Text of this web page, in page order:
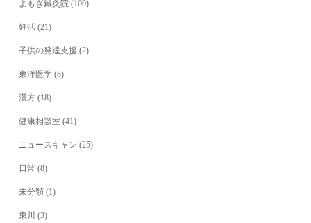
よもぎ鍼灸院 (100)
妊活 (21)
子供の発達支援 (2)
東洋医学 (8)
漢方 (18)
健康相談室 (41)
ニュースキャン (25)
日常 (8)
未分類 (1)
東川 (3)